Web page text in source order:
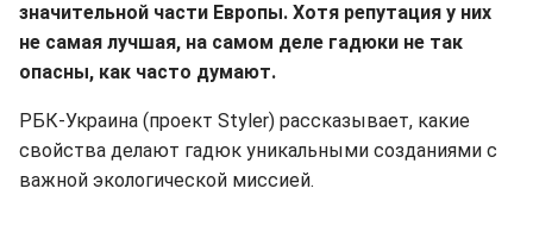
значительной части Европы. Хотя репутация у них
не самая лучшая, на самом деле гадюки не так
опасны, как часто думают.
РБК-Украина (проект Styler) рассказывает, какие
свойства делают гадюк уникальными созданиями с
важной экологической миссией.